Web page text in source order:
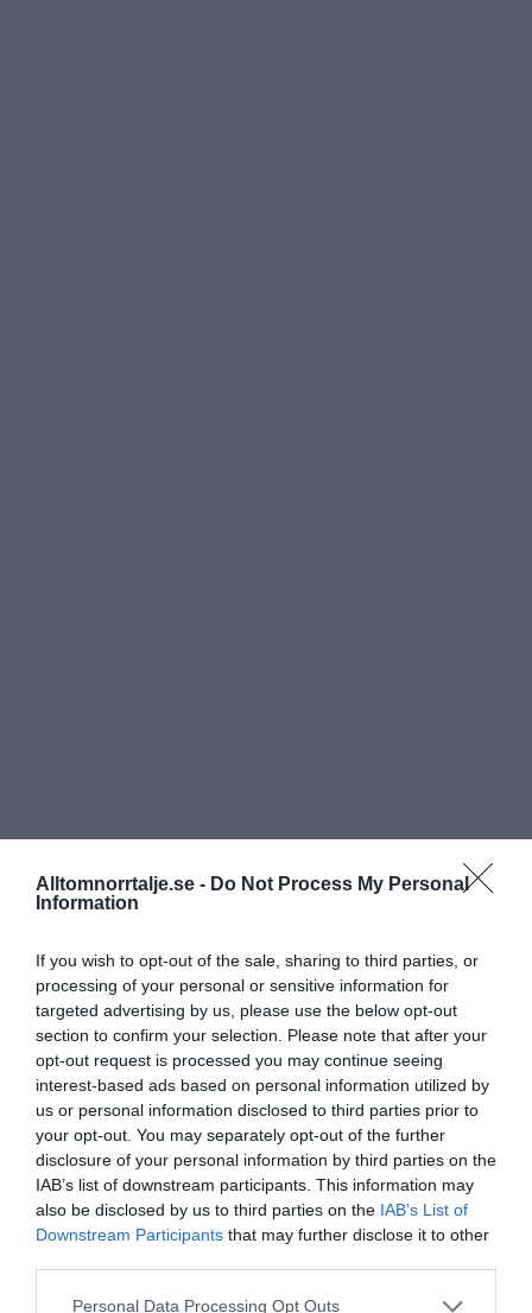
Alltomnorrtalje.se - Do Not Process My Personal
Information
If you wish to opt-out of the sale, sharing to third parties, or
processing of your personal or sensitive information for
targeted advertising by us, please use the below opt-out
section to confirm your selection. Please note that after your
opt-out request is processed you may continue seeing
interest-based ads based on personal information utilized by
us or personal information disclosed to third parties prior to
your opt-out. You may separately opt-out of the further
disclosure of your personal information by third parties on the
IAB’s list of downstream participants. This information may
also be disclosed by us to third parties on the IAB’s List of
Downstream Participants that may further disclose it to other
Personal Data Processing Opt Outs